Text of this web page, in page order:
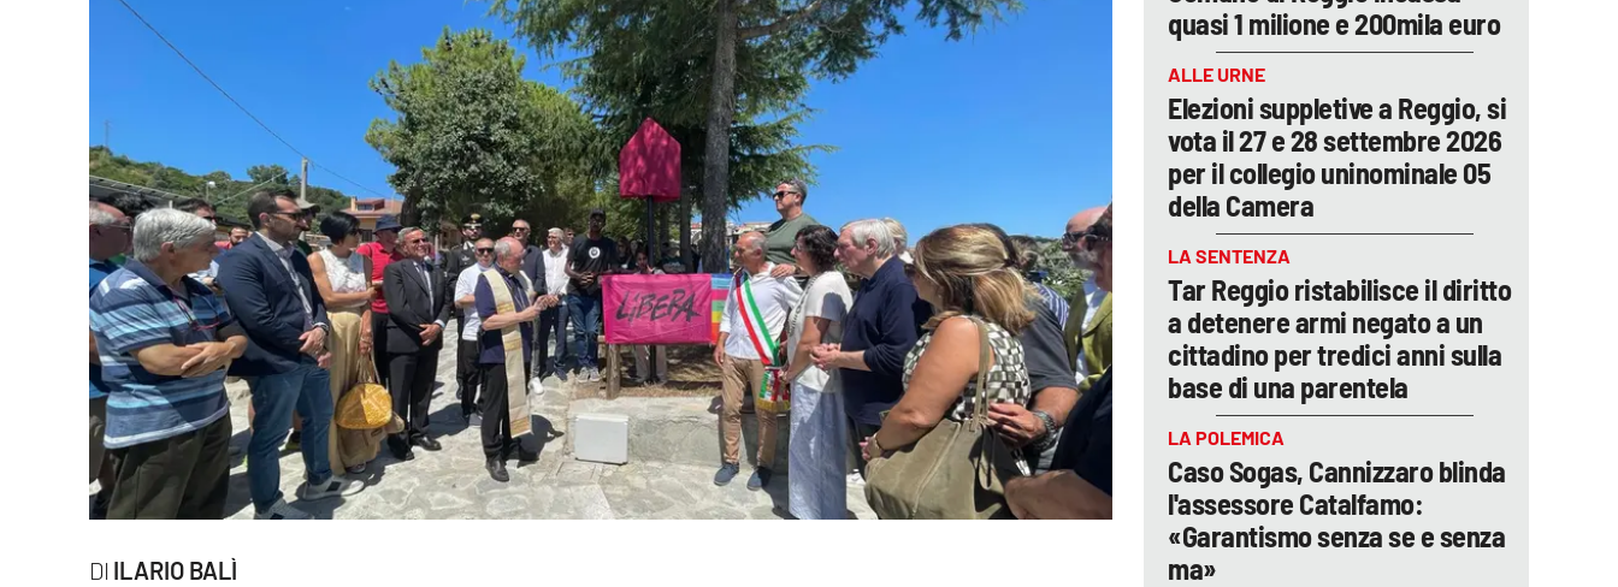
Lac Network
ILARIO BALÌ
quasi 1 milione e 200mila euro
ALLE URNE
Elezioni suppletive a Reggio, si
vota il 27 e 28 settembre 2026
per il collegio uninominale 05
della Camera
LA SENTENZA
Tar Reggio ristabilisce il diritto
a detenere armi negato a un
cittadino per tredici anni sulla
base di una parentela
LA POLEMICA
Caso Sogas, Cannizzaro blinda
l'assessore Catalfamo:
«Garantismo senza se e senza
ma»